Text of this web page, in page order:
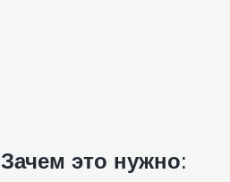
Зачем это нужно: